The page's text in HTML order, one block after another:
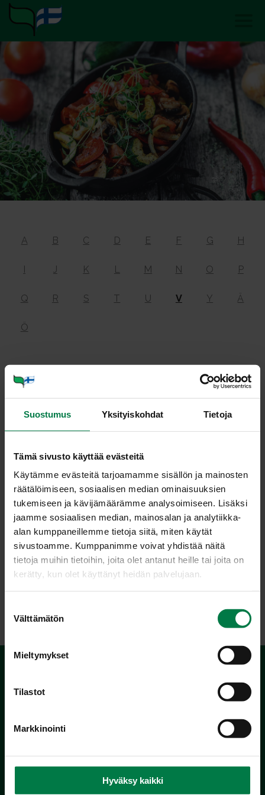
Suostumus Yksityiskohdat Tietoja
Tämä sivusto käyttää evästeitä
Käytämme evästeitä tarjoamamme sisällön ja mainosten
räätälöimiseen, sosiaalisen median ominaisuuksien
tukemiseen ja kävijämäärämme analysoimiseen. Lisäksi
jaamme sosiaalisen median, mainosalan ja analytiikka-
alan kumppaneillemme tietoja siitä, miten käytät
sivustoamme. Kumppanimme voivat yhdistää näitä
tietoja muihin tietoihin, joita olet antanut heille tai joita on
kerätty, kun olet käyttänyt heidän palvelujaan.
s
Välttämätön
Mieltymykset
Tilastot
Markkinointi
Hyväksy kaikki
A B C D E F G H
I J K L M N O P
Q R S T U V Y Ä
Ö
Vi­ta­mii­nit
ovat ravintoaineita, joiden keskeinen tehtävä on
eivät muodosta elimistössä energiaa, mutta monet niistä
ovat välttämättömiä tapahtumissa, joissa tuotetaan
energiaa. Vitamiinit osallistuvat myös solujen
muodostumiseen ja niiden rakenteen ylläpitämiseen.
Jokaisella vitamiinilla on elimistössä oma tehtävänsä.
Pääsääntöisesti vitamiineja on saatava ravinnosta
sellaisenaan. Vitamiinit jaetaan vesiliukoisiin ja
rasvaliukoisiin vitamiineihin.
Katsoravintoaineet, aineenvaihdunta ,vesiliukoiset
vitamiinitjarasvaliukoiset vitamiinit.
Inhemska Trädgårdsprodukter
co MTK / Laatua Suomesta OY